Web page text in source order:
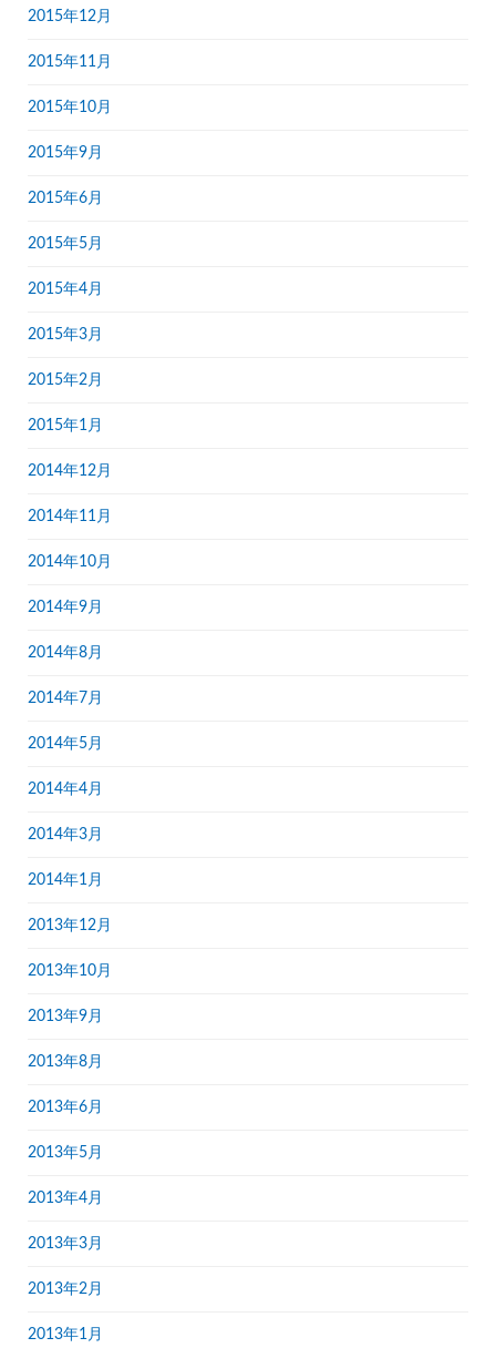
2015年12月
2015年11月
2015年10月
2015年9月
2015年6月
2015年5月
2015年4月
2015年3月
2015年2月
2015年1月
2014年12月
2014年11月
2014年10月
2014年9月
2014年8月
2014年7月
2014年5月
2014年4月
2014年3月
2014年1月
2013年12月
2013年10月
2013年9月
2013年8月
2013年6月
2013年5月
2013年4月
2013年3月
2013年2月
2013年1月